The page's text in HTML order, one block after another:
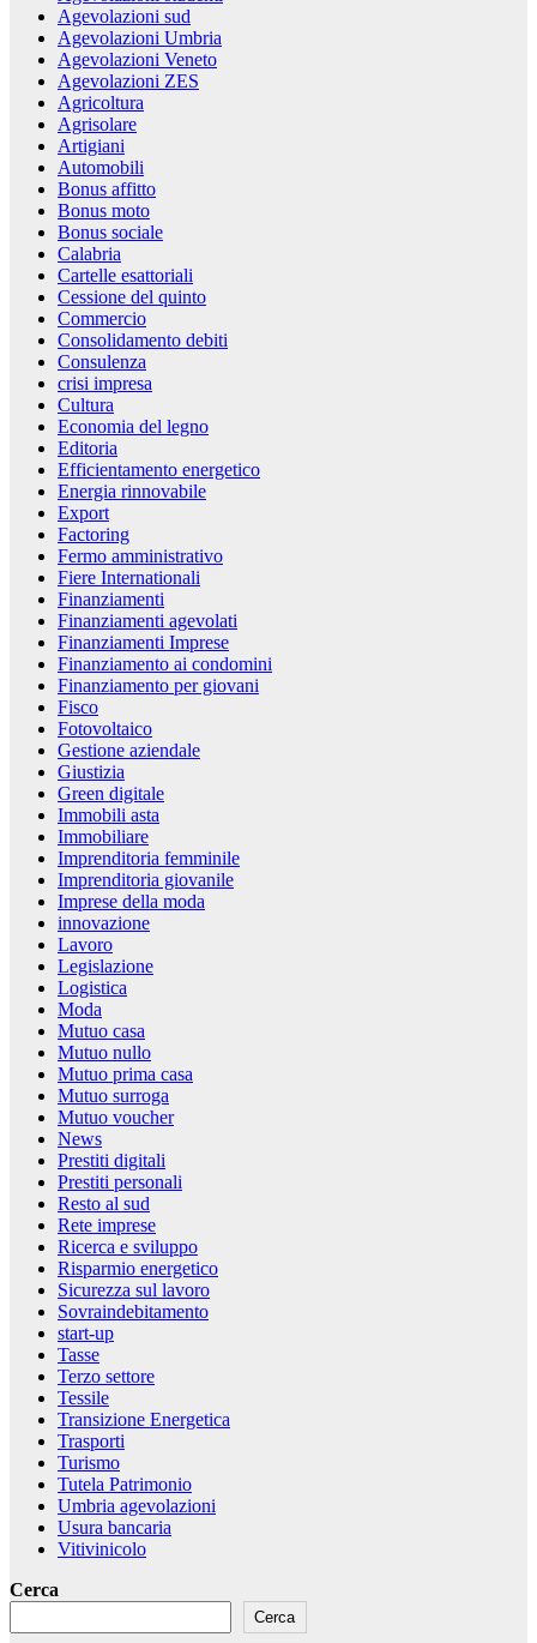
Agevolazioni sud
Agevolazioni Umbria
Agevolazioni Veneto
Agevolazioni ZES
Agricoltura
Agrisolare
Artigiani
Automobili
Bonus affitto
Bonus moto
Bonus sociale
Calabria
Cartelle esattoriali
Cessione del quinto
Commercio
Consolidamento debiti
Consulenza
crisi impresa
Cultura
Economia del legno
Editoria
Efficientamento energetico
Energia rinnovabile
Export
Factoring
Fermo amministrativo
Fiere Internationali
Finanziamenti
Finanziamenti agevolati
Finanziamenti Imprese
Finanziamento ai condomini
Finanziamento per giovani
Fisco
Fotovoltaico
Gestione aziendale
Giustizia
Green digitale
Immobili asta
Immobiliare
Imprenditoria femminile
Imprenditoria giovanile
Imprese della moda
innovazione
Lavoro
Legislazione
Logistica
Moda
Mutuo casa
Mutuo nullo
Mutuo prima casa
Mutuo surroga
Mutuo voucher
News
Prestiti digitali
Prestiti personali
Resto al sud
Rete imprese
Ricerca e sviluppo
Risparmio energetico
Sicurezza sul lavoro
Sovraindebitamento
start-up
Tasse
Terzo settore
Tessile
Transizione Energetica
Trasporti
Turismo
Tutela Patrimonio
Umbria agevolazioni
Usura bancaria
Vitivinicolo
Cerca
Cerca